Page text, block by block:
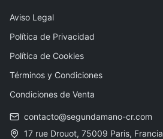
Aviso Legal
Política de Privacidad
Política de Cookies
Términos y Condiciones
Condiciones de Venta
contacto@segundamano-cr.com
17 rue Drouot, 75009 Paris, Francia